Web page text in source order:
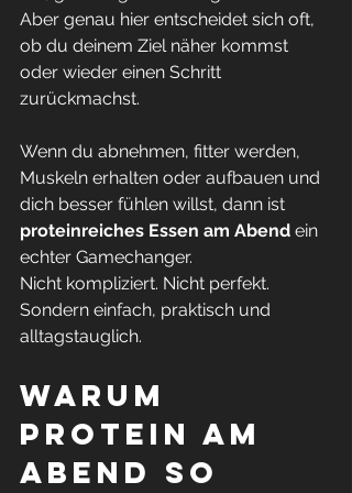
Aber genau hier entscheidet sich oft,
ob du deinem Ziel näher kommst
oder wieder einen Schritt
zurückmachst.
Wenn du abnehmen, fitter werden,
Muskeln erhalten oder aufbauen und
dich besser fühlen willst, dann ist
proteinreiches Essen am Abend ein
echter Gamechanger.
Nicht kompliziert. Nicht perfekt.
Sondern einfach, praktisch und
alltagstauglich.
Warum
Protein am
Abend so